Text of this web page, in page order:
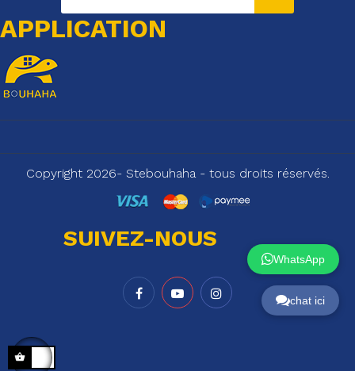
chat ici
WhatsApp
APPLICATION
Copyright 2026- Stebouhaha - tous droits réservés.
SUIVEZ-NOUS